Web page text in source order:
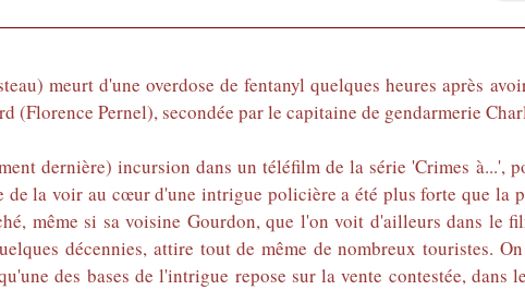
meurt d'une overdose de fentanyl quelques heures après
(Florence Pernel), secondée par le capitaine de gendarmerie
dernière) incursion dans un téléfilm de la série 'Crimes
de la voir au cœur d'une intrigue policière a été plus forte que
même si sa voisine Gourdon, que l'on voit d'ailleurs dans le
décennies, attire tout de même de nombreux touristes.
des bases de l'intrigue repose sur la vente contestée,